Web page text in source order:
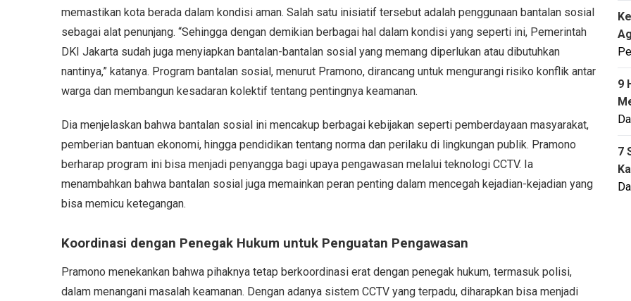
memastikan kota berada dalam kondisi aman. Salah satu inisiatif tersebut adalah penggunaan bantalan sosial
sebagai alat penunjang. “Sehingga dengan demikian berbagai hal dalam kondisi yang seperti ini, Pemerintah
DKI Jakarta sudah juga menyiapkan bantalan-bantalan sosial yang memang diperlukan atau dibutuhkan
nantinya,” katanya. Program bantalan sosial, menurut Pramono, dirancang untuk mengurangi risiko konflik antar
warga dan membangun kesadaran kolektif tentang pentingnya keamanan.
Dia menjelaskan bahwa bantalan sosial ini mencakup berbagai kebijakan seperti pemberdayaan masyarakat,
pemberian bantuan ekonomi, hingga pendidikan tentang norma dan perilaku di lingkungan publik. Pramono
berharap program ini bisa menjadi penyangga bagi upaya pengawasan melalui teknologi CCTV. Ia
menambahkan bahwa bantalan sosial juga memainkan peran penting dalam mencegah kejadian-kejadian yang
bisa memicu ketegangan.
Koordinasi dengan Penegak Hukum untuk Penguatan Pengawasan
Pramono menekankan bahwa pihaknya tetap berkoordinasi erat dengan penegak hukum, termasuk polisi,
dalam menangani masalah keamanan. Dengan adanya sistem CCTV yang terpadu, diharapkan bisa menjadi
9
7